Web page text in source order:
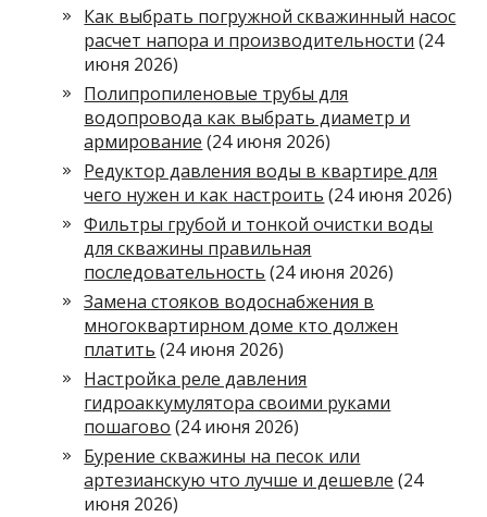
Как выбрать погружной скважинный насос
расчет напора и производительности (24
июня 2026)
Полипропиленовые трубы для
водопровода как выбрать диаметр и
армирование (24 июня 2026)
Редуктор давления воды в квартире для
чего нужен и как настроить (24 июня 2026)
Фильтры грубой и тонкой очистки воды
для скважины правильная
последовательность (24 июня 2026)
Замена стояков водоснабжения в
многоквартирном доме кто должен
платить (24 июня 2026)
Настройка реле давления
гидроаккумулятора своими руками
пошагово (24 июня 2026)
Бурение скважины на песок или
артезианскую что лучше и дешевле (24
июня 2026)